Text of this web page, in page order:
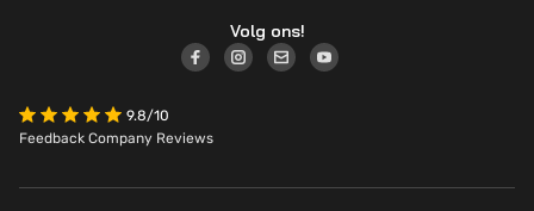
Volg ons!
9.8/10
Feedback Company Reviews